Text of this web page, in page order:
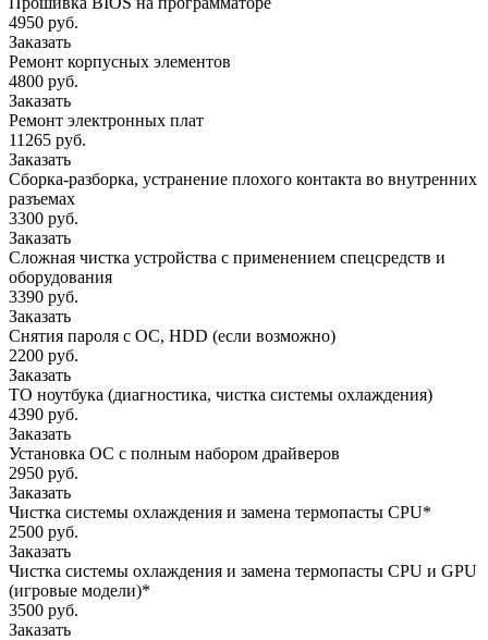
4950 руб.
Заказать
Ремонт корпусных элементов
4800 руб.
Заказать
Ремонт электронных плат
11265 руб.
Заказать
Сборка-разборка, устранение плохого контакта во внутренних
разъемах
3300 руб.
Заказать
Сложная чистка устройства с применением спецсредств и
оборудования
3390 руб.
Заказать
Снятия пароля с OC, HDD (если возможно)
2200 руб.
Заказать
ТО ноутбука (диагностика, чистка системы охлаждения)
4390 руб.
Заказать
Установка ОС с полным набором драйверов
2950 руб.
Заказать
Чистка системы охлаждения и замена термопасты CPU*
2500 руб.
Заказать
Чистка системы охлаждения и замена термопасты CPU и GPU
(игровые модели)*
3500 руб.
Заказать